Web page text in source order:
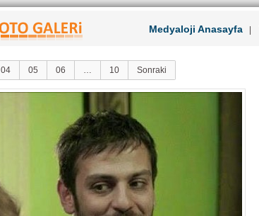
Medyaloji Anasayfa|
04 05 06 … 10 Sonraki